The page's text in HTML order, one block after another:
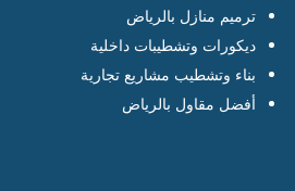
ترميم منازل بالرياض
ديكورات وتشطيبات داخلية
بناء وتشطيب مشاريع تجارية
أفضل مقاول بالرياض